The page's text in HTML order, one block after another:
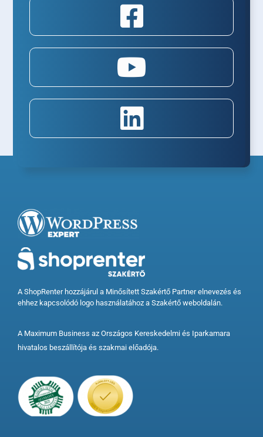
A ShopRenter hozzájárul a Minősített Szakértő Partner elnevezés és
ehhez kapcsolódó logo használatához a Szakértő weboldalán.
A Maximum Business az Országos Kereskedelmi és Iparkamara
hivatalos beszállítója és szakmai előadója.